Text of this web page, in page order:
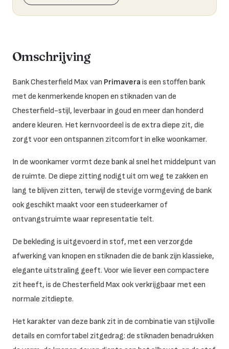
Omschrijving
Bank Chesterfield Max van Primavera is een stoffen bank
met de kenmerkende knopen en stiknaden van de
Chesterfield-stijl, leverbaar in goud en meer dan honderd
andere kleuren. Het kernvoordeel is de extra diepe zit, die
zorgt voor een ontspannen zitcomfort in elke woonkamer.
In de woonkamer vormt deze bank al snel het middelpunt van
de ruimte. De diepe zitting nodigt uit om weg te zakken en
lang te blijven zitten, terwijl de stevige vormgeving de bank
ook geschikt maakt voor een studeerkamer of
ontvangstruimte waar representatie telt.
De bekleding is uitgevoerd in stof, met een verzorgde
afwerking van knopen en stiknaden die de bank zijn klassieke,
elegante uitstraling geeft. Voor wie liever een compactere
zit heeft, is de Chesterfield Max ook verkrijgbaar met een
normale zitdiepte.
Het karakter van deze bank zit in de combinatie van stijlvolle
details en comfortabel zitgedrag: de stiknaden benadrukken